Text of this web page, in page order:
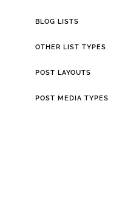
BLOG LISTS
OTHER LIST TYPES
POST LAYOUTS
POST MEDIA TYPES